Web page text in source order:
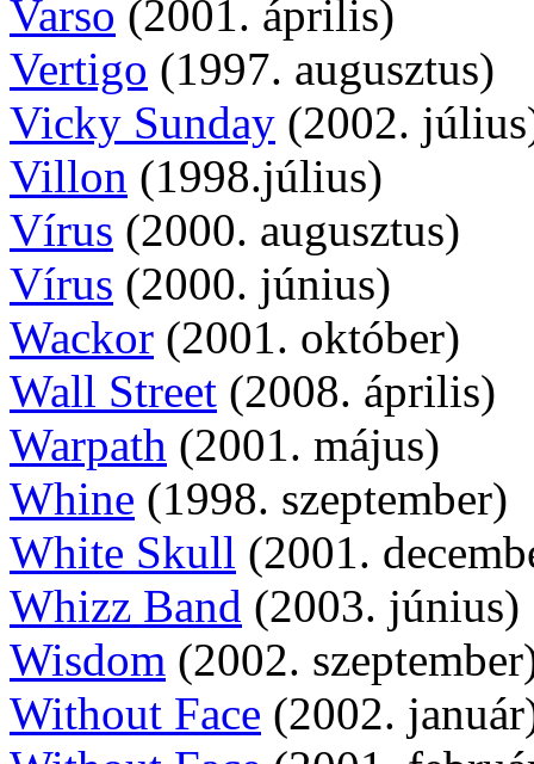
Varso (2001. április)
Vertigo (1997. augusztus)
Vicky Sunday (2002.
Villon (1998.július)
Vírus (2000. augusztus)
Vírus (2000. június)
Wackor (2001. október)
Wall Street (2008. április)
Warpath (2001. május)
Whine (1998. szeptember)
White Skull (2001.
Whizz Band (2003. június)
Wisdom (2002.
Without Face (2002.